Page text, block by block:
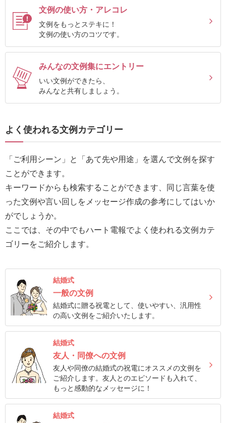
方）
ご
利
イ
ド
電
マ
ニ
ュ
ア
ル・
Q&A
ん
文
集
婚
文例の使い方・アレコレ
文例をもっとステキに！
文例の使い方のコツです。
みんなの文例集にエントリー
いい文例ができたら、
みんなと共有しましょう。
よく使われる文例カテゴリー
「ご利用シーン」と「あて先や用途」を選んで文例を探す
ことができます。
キーワードからも検索することができます、同じ言葉を使
った文例や言い回しをメッセージ作成の参考にしてはいか
がでしょうか。
ここでは、その中でもハート電報でよく使われる文例カテ
ゴリーをご紹介します。
結婚式
一般の文例
結婚式に贈る祝電として、使いやすい、汎用性
の高い文例をご紹介いたします。
結婚式
友人・同僚への文例
友人や同僚の結婚式の祝電にオススメの文例を
ご紹介します。友人とのエピソードも入れて、
もっと感動的なメッセージに！
結婚式